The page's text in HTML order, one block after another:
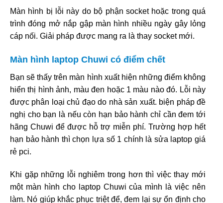
Màn hình bị lỗi này do bộ phận socket hoặc trong quá
trình đóng mở nắp gập màn hình nhiều ngày gây lỏng
cáp nối. Giải pháp được mang ra là thay socket mới.
Màn hình laptop Chuwi có điểm chết
Bạn sẽ thấy trên màn hình xuất hiện những điểm không
hiển thị hình ảnh, màu đen hoặc 1 màu nào đó. Lỗi này
được phân loại chủ đạo do nhà sản xuất. biện pháp đề
nghị cho bạn là nếu còn hạn bảo hành chỉ cần đem tới
hãng Chuwi để được hỗ trợ miễn phí. Trường hợp hết
hạn bảo hành thì chọn lựa số 1 chính là sửa laptop giá
rẻ pci.
Khi gặp những lỗi nghiêm trong hơn thì việc thay mới
một màn hình cho laptop Chuwi của mình là việc nên
làm. Nó giúp khắc phục triệt để, đem lại sự ổn định cho